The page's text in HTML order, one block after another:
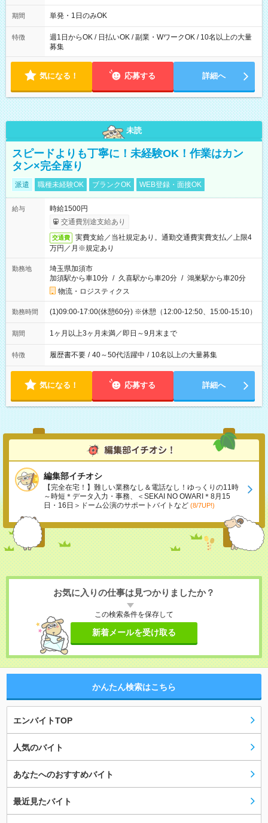
～21：00
期間 単発・1日のみOK
特徴
週1日からOK / 日払いOK / 副業・WワークOK / 10名以上の大量
募集
気になる！ 応募する 詳細へ
未読
スピードよりも丁寧に！未経験OK！作業はカン
タン×完全座り
派遣 職種未経験OK ブランクOK WEB登録・面接OK
給与
時給1500円
交通費別途支給あり
交通費
実費支給／当社規定あり。通勤交通費実費支払／上限4
万円／月※規定あり
勤務地
埼玉県加須市
加須駅から車10分 / 久喜駅から車20分 / 鴻巣駅から車20分
物流・ロジスティクス
勤務時間 (1)09:00-17:00(休憩60分) ※休憩（12:00-12:50、15:00-15:10）
期間 1ヶ月以上3ヶ月未満／即日～9月末まで
特徴 履歴書不要 / 40～50代活躍中 / 10名以上の大量募集
気になる！ 応募する 詳細へ
編集部イチオシ
【完全在宅！】難しい業務なし＆電話なし！ゆっくりの11時
～時短＊データ入力・事務、＜SEKAI NO OWARI＊8月15
日・16日＞ドーム公演のサポートバイトなど (8/7UP!)
お気に入りの仕事は見つかりましたか？
この検索条件を保存して
新着メールを受け取る
かんたん検索はこちら
エンバイトTOP
人気のバイト
あなたへのおすすめバイト
最近見たバイト